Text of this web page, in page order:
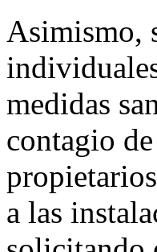
Asimismo,
medidas
contagio
a las